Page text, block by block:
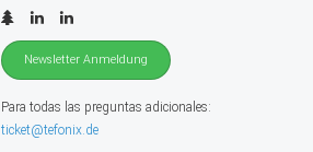
Newsletter Anmeldung
Para todas las preguntas adicionales:
ticket@tefonix.de